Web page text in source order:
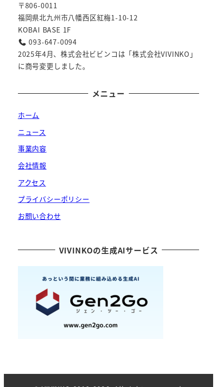
〒806-0011
福岡県北九州市八幡西区紅梅1-10-12
KOBAI BASE 1F
093-647-0094
2025年4月、株式会社ビビンコは「株式会社VIVINKO」
に商号変更しました。
メニュー
ホーム
ニュース
事業内容
会社情報
アクセス
プライバシーポリシー
お問い合わせ
VIVINKOの生成AIサービス